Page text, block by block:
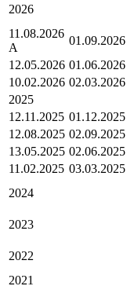
2026
11.08.2026
A
01.09.2026
12.05.2026 01.06.2026
10.02.2026 02.03.2026
2025
12.11.2025 01.12.2025
12.08.2025 02.09.2025
13.05.2025 02.06.2025
11.02.2025 03.03.2025
2024
2023
2022
2021